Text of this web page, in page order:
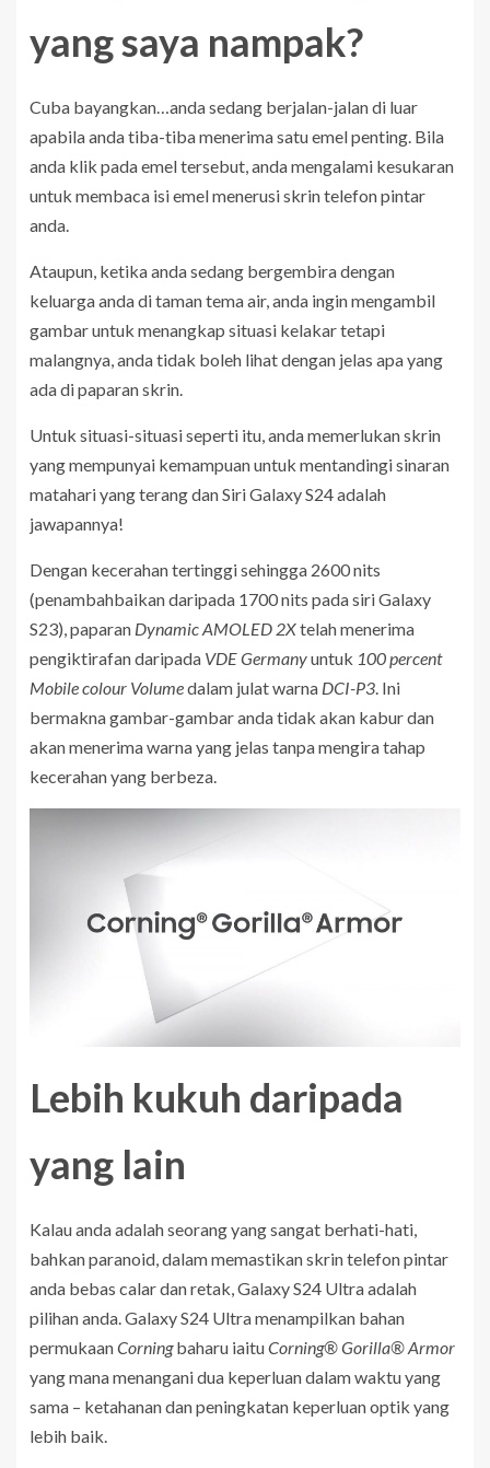
yang saya nampak?
Cuba bayangkan…anda sedang berjalan-jalan di luar
apabila anda tiba-tiba menerima satu emel penting. Bila
anda klik pada emel tersebut, anda mengalami kesukaran
untuk membaca isi emel menerusi skrin telefon pintar
anda.
Ataupun, ketika anda sedang bergembira dengan
keluarga anda di taman tema air, anda ingin mengambil
gambar untuk menangkap situasi kelakar tetapi
malangnya, anda tidak boleh lihat dengan jelas apa yang
ada di paparan skrin.
Untuk situasi-situasi seperti itu, anda memerlukan skrin
yang mempunyai kemampuan untuk mentandingi sinaran
matahari yang terang dan Siri Galaxy S24 adalah
jawapannya!
Dengan kecerahan tertinggi sehingga 2600 nits
(penambahbaikan daripada 1700 nits pada siri Galaxy
S23), paparan Dynamic AMOLED 2Xtelah menerima
pengiktirafan daripada VDE Germanyuntuk 100 percent
Mobile colour Volumedalam julat warna DCI-P3 . Ini
bermakna gambar-gambar anda tidak akan kabur dan
akan menerima warna yang jelas tanpa mengira tahap
kecerahan yang berbeza.
Lebih kukuh daripada
yang lain
Kalau anda adalah seorang yang sangat berhati-hati,
bahkan paranoid, dalam memastikan skrin telefon pintar
anda bebas calar dan retak, Galaxy S24 Ultra adalah
pilihan anda. Galaxy S24 Ultra menampilkan bahan
permukaanCorningbaharu iaituCorning® Gorilla® Armor
yang mana menangani dua keperluan dalam waktu yang
sama – ketahanan dan peningkatan keperluan optik yang
lebih baik.